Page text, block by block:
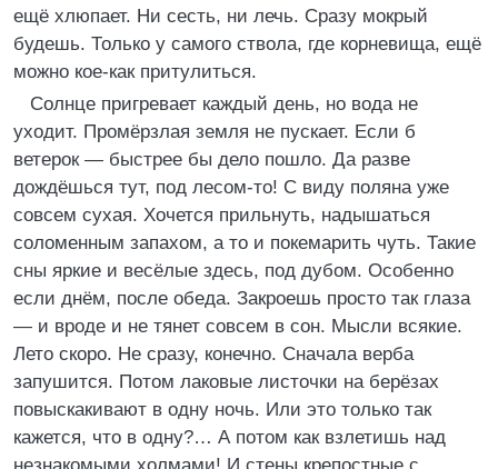
ещё хлюпает. Ни сесть, ни лечь. Сразу мокрый
будешь. Только у самого ствола, где корневища, ещё
можно кое-как притулиться.
Солнце пригревает каждый день, но вода не
уходит. Промёрзлая земля не пускает. Если б
ветерок — быстрее бы дело пошло. Да разве
дождёшься тут, под лесом-то! С виду поляна уже
совсем сухая. Хочется прильнуть, надышаться
соломенным запахом, а то и покемарить чуть. Такие
сны яркие и весёлые здесь, под дубом. Особенно
если днём, после обеда. Закроешь просто так глаза
— и вроде и не тянет совсем в сон. Мысли всякие.
Лето скоро. Не сразу, конечно. Сначала верба
запушится. Потом лаковые листочки на берёзах
повыскакивают в одну ночь. Или это только так
кажется, что в одну?… А потом как взлетишь над